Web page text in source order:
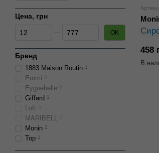
458
В
Цена, грн
От Цена, грн
До Цена, грн OK
Бренд
1883 Maison Routin 1
Emmi
Eyguebelle
Giffard 1
Loft
MARIBELL
Monin 2
Top 1